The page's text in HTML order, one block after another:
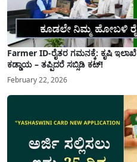
Farmer ID-ರೈತರ ಗಮನಕ್ಕೆ: ಕೃಷಿ
ಕಡ್ಡಾಯ – ತಪ್ಪಿದರೆ ಸಬ್ಸಿಡಿ ಕಟ್!
February 22, 2026